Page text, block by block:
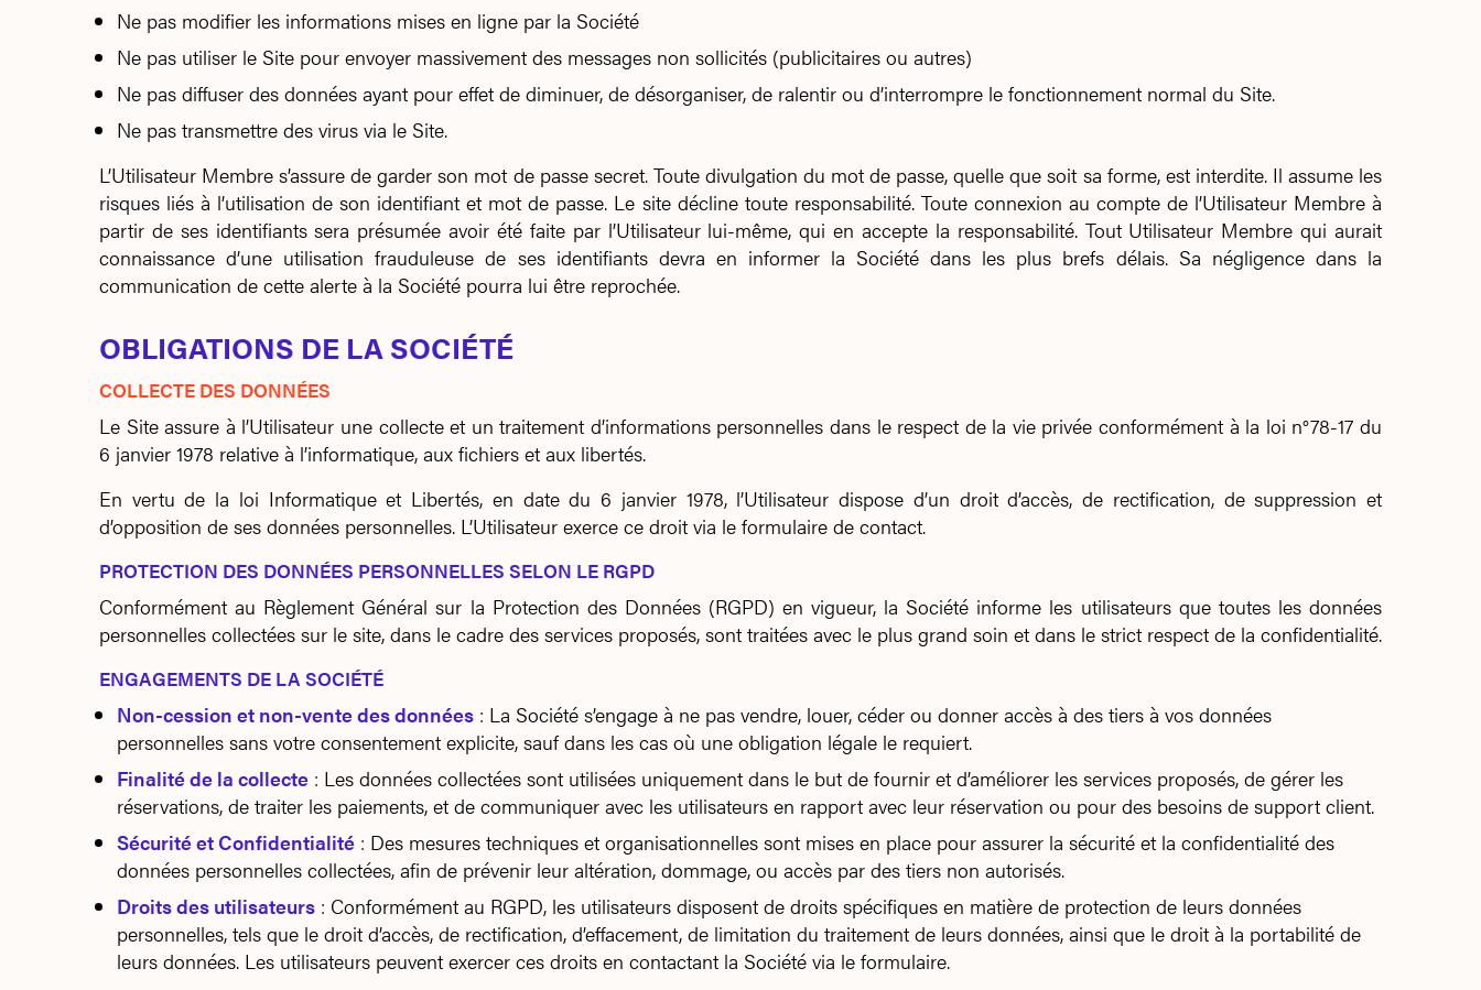
Ne pas modifier les informations mises en ligne par la Société
Ne pas utiliser le Site pour envoyer massivement des messages non sollicités (publicitaires ou autres)
Ne pas diffuser des données ayant pour effet de diminuer, de désorganiser, de ralentir ou d’interrompre le fonctionnement normal du Site.
Ne pas transmettre des virus via le Site.
L’Utilisateur Membre s’assure de garder son mot de passe secret. Toute divulgation du mot de passe, quelle que soit sa forme, est interdite. Il assume les
risques liés à l’utilisation de son identifiant et mot de passe. Le site décline toute responsabilité. Toute connexion au compte de l’Utilisateur Membre à
partir de ses identifiants sera présumée avoir été faite par l’Utilisateur lui-même, qui en accepte la responsabilité. Tout Utilisateur Membre qui aurait
connaissance d’une utilisation frauduleuse de ses identifiants devra en informer la Société dans les plus brefs délais. Sa négligence dans la
communication de cette alerte à la Société pourra lui être reprochée.
OBLIGATIONS DE LA SOCIÉTÉ
COLLECTE DES DONNÉES
Le Site assure à l’Utilisateur une collecte et un traitement d’informations personnelles dans le respect de la vie privée conformément à la loi n°78-17 du
6 janvier 1978 relative à l’informatique, aux fichiers et aux libertés.
En vertu de la loi Informatique et Libertés, en date du 6 janvier 1978, l’Utilisateur dispose d’un droit d’accès, de rectification, de suppression et
d’opposition de ses données personnelles. L’Utilisateur exerce ce droit via le formulaire de contact.
PROTECTION DES DONNÉES PERSONNELLES SELON LE RGPD
Conformément au Règlement Général sur la Protection des Données (RGPD) en vigueur, la Société informe les utilisateurs que toutes les données
personnelles collectées sur le site, dans le cadre des services proposés, sont traitées avec le plus grand soin et dans le strict respect de la confidentialité.
ENGAGEMENTS DE LA SOCIÉTÉ
Non-cession et non-vente des données : La Société s’engage à ne pas vendre, louer, céder ou donner accès à des tiers à vos données
personnelles sans votre consentement explicite, sauf dans les cas où une obligation légale le requiert.
Finalité de la collecte : Les données collectées sont utilisées uniquement dans le but de fournir et d’améliorer les services proposés, de gérer les
réservations, de traiter les paiements, et de communiquer avec les utilisateurs en rapport avec leur réservation ou pour des besoins de support client.
Sécurité et Confidentialité : Des mesures techniques et organisationnelles sont mises en place pour assurer la sécurité et la confidentialité des
données personnelles collectées, afin de prévenir leur altération, dommage, ou accès par des tiers non autorisés.
Droits des utilisateurs : Conformément au RGPD, les utilisateurs disposent de droits spécifiques en matière de protection de leurs données
personnelles, tels que le droit d’accès, de rectification, d’effacement, de limitation du traitement de leurs données, ainsi que le droit à la portabilité de
leurs données. Les utilisateurs peuvent exercer ces droits en contactant la Société via le formulaire.